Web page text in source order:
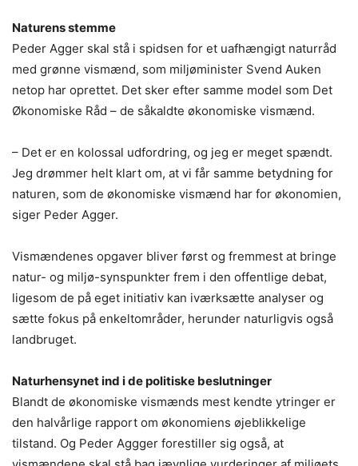
Naturens stemme
Peder Agger skal stå i spidsen for et uafhængigt naturråd
med grønne vismænd, som miljøminister Svend Auken
netop har oprettet. Det sker efter samme model som Det
Økonomiske Råd – de såkaldte økonomiske vismænd.
– Det er en kolossal udfordring, og jeg er meget spændt.
Jeg drømmer helt klart om, at vi får samme betydning for
naturen, som de økonomiske vismænd har for økonomien,
siger Peder Agger.
Vismændenes opgaver bliver først og fremmest at bringe
natur- og miljø-synspunkter frem i den offentlige debat,
ligesom de på eget initiativ kan iværksætte analyser og
sætte fokus på enkeltområder, herunder naturligvis også
landbruget.
Naturhensynet ind i de politiske beslutninger
Blandt de økonomiske vismænds mest kendte ytringer er
den halvårlige rapport om økonomiens øjeblikkelige
tilstand. Og Peder Aggger forestiller sig også, at